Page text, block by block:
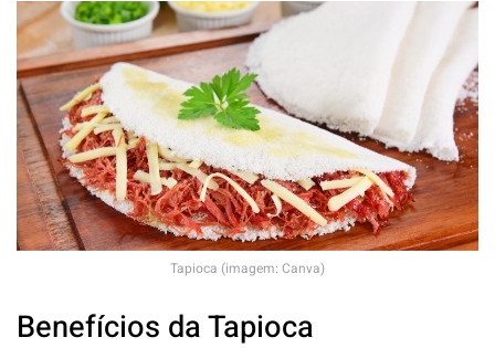
Tapioca (imagem: Canva)
Benefícios da Tapioca